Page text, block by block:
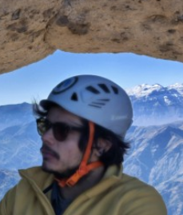
Daniela Toro
Alex Moya
Maria Cristina
Ferrer Tagle
Jose Ignacio Vial
Augusto Figueroa